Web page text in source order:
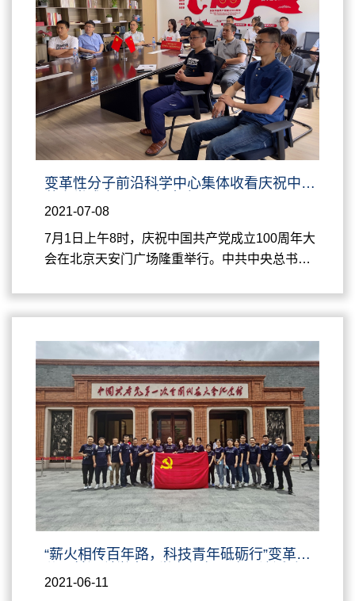
奎岭，中国化学会秘书长、中科院化学研究所范
青华研究员，中国化学会手性化学专业委员会主
任、手性物质科学暑期...
变革性分子前沿科学中心集体收看庆祝中国
2021-07-08
7月1日上午8时，庆祝中国共产党成立100周年大
会在北京天安门广场隆重举行。中共中央总书
话。变革性分子前沿科学中心组织全体教职员工
在霞光楼412共同观看大会直播盛况。 100响
礼炮，声声震寰宇；国旗护卫队，步步坚定有
力。在庄严的国歌声中，前沿中心执行主任周永
丰带领全体人员，集体起立向国旗致敬。收看过
程中，中心党支部党员们佩戴党徽，聚精会神地
观看直播，不...
“薪火相传百年路，科技青年砥砺行”变革性
2021-06-11